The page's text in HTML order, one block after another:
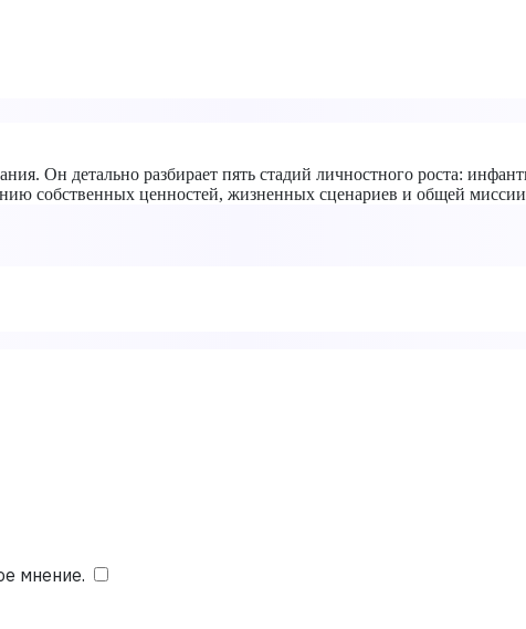
Он детально разбирает пять стадий личностного роста:
собственных ценностей, жизненных сценариев и общей
мнение.